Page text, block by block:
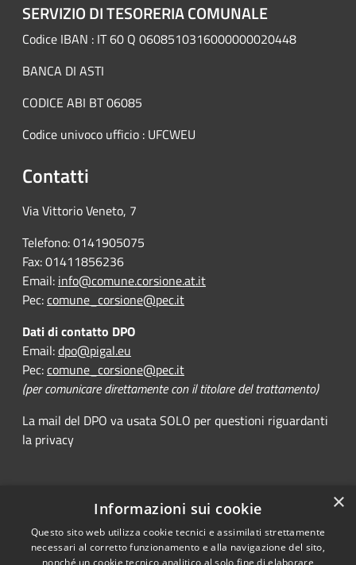
SERVIZIO DI TESORERIA COMUNALE
Codice IBAN : IT 60 Q 0608510316000000020448
BANCA DI ASTI
CODICE ABI BT 06085
Codice univoco ufficio : UFCWEU
Contatti
Via Vittorio Veneto, 7
Telefono: 0141905075
Fax: 01411856236
Email: info@comune.corsione.at.it
Pec:comune_corsione@pec.it
Dati di contatto DPO
Email:dpo@pigal.eu
Pec:comune_corsione@pec.it
(per comunicare direttamente con il titolare del trattamento)
La mail del DPO va usata SOLO per questioni riguardanti
la privacy
Accessibility
Privacy
Comune convenzionato
Astigov
×
Informazioni sui cookie
Questo sito web utilizza cookie tecnici e assimilati strettamente
necessari al corretto funzionamento e alla navigazione del sito,
nonché un cookie tecnico analitico al solo fine di elaborare